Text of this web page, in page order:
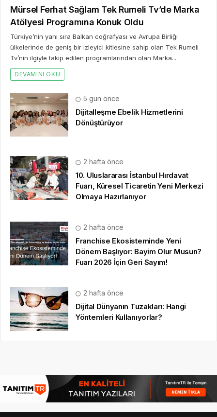
Mürsel Ferhat Sağlam Tek Rumeli Tv’de Marka
Atölyesi Programına Konuk Oldu
Türkiye’nin yanı sıra Balkan coğrafyası ve Avrupa Birliği
ülkelerinde de geniş bir izleyici kitlesine sahip olan Tek Rumeli
Tv’nin ilgiyle takip edilen programlarından olan Marka...
DEVAMINI OKU
5 gün önce
Dijitalleşme Ebelik Hizmetlerini
Dönüştürüyor
2 hafta önce
10. Uluslararası İstanbul Hırdavat
Fuarı, Küresel Ticaretin Yeni Merkezi
Olmaya Hazırlanıyor
2 hafta önce
Franchise Ekosisteminde Yeni
Dönem Başlıyor: Bayim Olur Musun?
Fuarı 2026 İçin Geri Sayım!
2 hafta önce
Dijital Dünyanın Tuzakları: Hangi
Yöntemleri Kullanıyorlar?